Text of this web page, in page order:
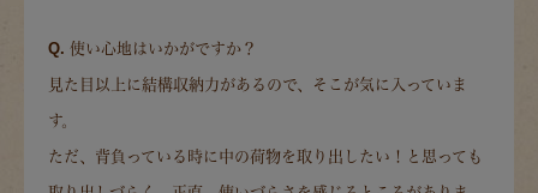
Q. 使い心地はいかがですか？
見た目以上に結構収納力があるので、そこが気に入っていま
す。
ただ、背負っている時に中の荷物を取り出したい！と思っても